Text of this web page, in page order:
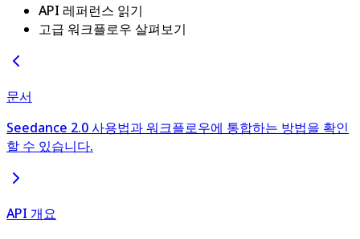
API 레퍼런스 읽기
고급 워크플로우 살펴보기
문서
Seedance 2.0 사용법과 워크플로우에 통합하는 방법을 확인
할 수 있습니다.
API 개요